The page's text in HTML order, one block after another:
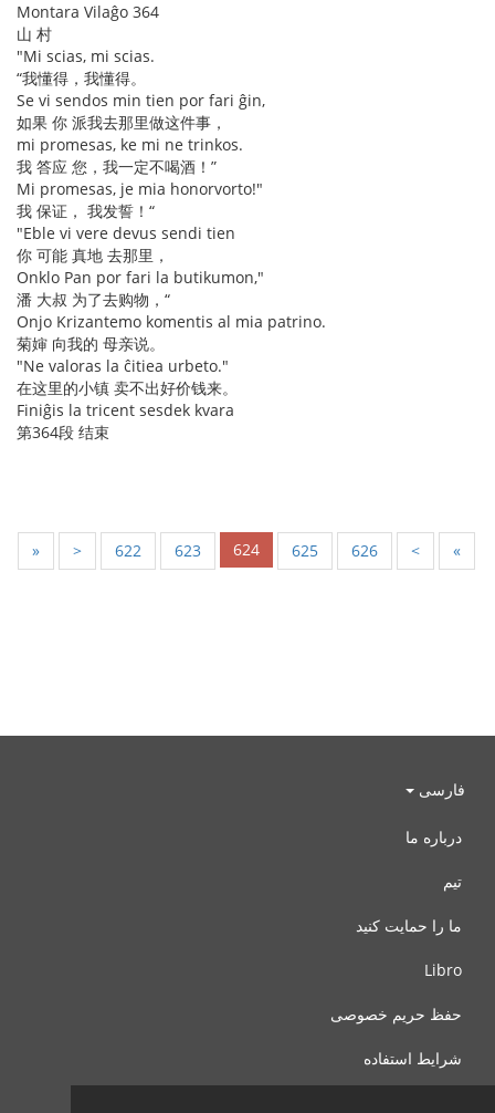
Montara Vilaĝo 364
山 村
"Mi scias, mi scias.
“我懂得，我懂得。
Se vi sendos min tien por fari ĝin,
如果 你 派我去那里做这件事，
mi promesas, ke mi ne trinkos.
我 答应 您，我一定不喝酒！”
Mi promesas, je mia honorvorto!"
我 保证， 我发誓！“
"Eble vi vere devus sendi tien
你 可能 真地 去那里，
Onklo Pan por fari la butikumon,"
潘 大叔 为了去购物，“
Onjo Krizantemo komentis al mia patrino.
菊婶 向我的 母亲说。
"Ne valoras la ĉitiea urbeto."
在这里的小镇 卖不出好价钱来。
Finiĝis la tricent sesdek kvara
第364段 结束
« < 622 623 624 625 626 > »
فارسی
درباره ما
تیم
ما را حمایت کنید
Libro
حفظ حریم خصوصی
شرایط استفاده